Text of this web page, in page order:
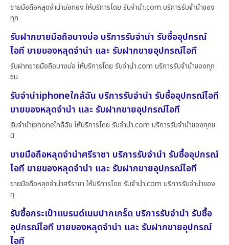
ขายมือถือหลุดจำนำบ่อทอง ให้บริการโดย รับจํานํา.com บริการรับจำนำของ
ทุก
รับฝากขายมือถือบางบ่อ บริการรับจำนำ รับซื้ออุปกรณ์
ไอที ขายของหลุดจำนำ และ รับฝากขายอุปกรณ์ไอที
รับฝากขายมือถือบางบ่อ ให้บริการโดย รับจํานํา.com บริการรับจำนำของทุก
ชน
รับจำนำiphoneใกล้ฉัน บริการรับจำนำ รับซื้ออุปกรณ์ไอที
ขายของหลุดจำนำ และ รับฝากขายอุปกรณ์ไอที
รับจำนำiphoneใกล้ฉัน ให้บริการโดย รับจํานํา.com บริการรับจำนำของทุกช
นิ
ขายมือถือหลุดจำนำศรีราชา บริการรับจำนำ รับซื้ออุปกรณ์
ไอที ขายของหลุดจำนำ และ รับฝากขายอุปกรณ์ไอที
ขายมือถือหลุดจำนำศรีราชา ให้บริการโดย รับจํานํา.com บริการรับจำนำของ
ทุ
รับซื้อกระเป๋าแบรนด์เนมปากเกร็ด บริการรับจำนำ รับซื้อ
อุปกรณ์ไอที ขายของหลุดจำนำ และ รับฝากขายอุปกรณ์
ไอที